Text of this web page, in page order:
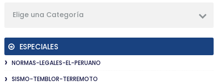
Elige una Categoría
ESPECIALES
NORMAS-LEGALES-EL-PERUANO
SISMO-TEMBLOR-TERREMOTO